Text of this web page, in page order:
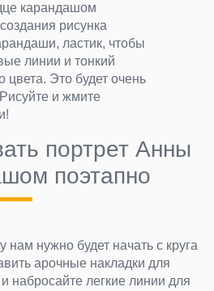
карандашом
рисунка
ластик, чтобы
линии и тонкий
цвета. Это будет очень
и жмите
портрет Анны
поэтапно
нужно будет начать с круга
арочные накладки для
набросайте легкие линии для